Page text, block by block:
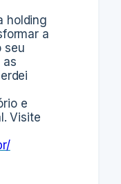
holding
a
seu
as
e
Visite